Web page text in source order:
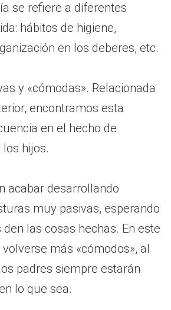
se refiere a diferentes
hábitos de higiene,
en los deberes, etc.
y «cómodas». Relacionada
encontramos esta
en el hecho de
hijos.
acabar desarrollando
muy pasivas, esperando
las cosas hechas. En este
más «cómodos», al
padres siempre estarán
lo que sea.